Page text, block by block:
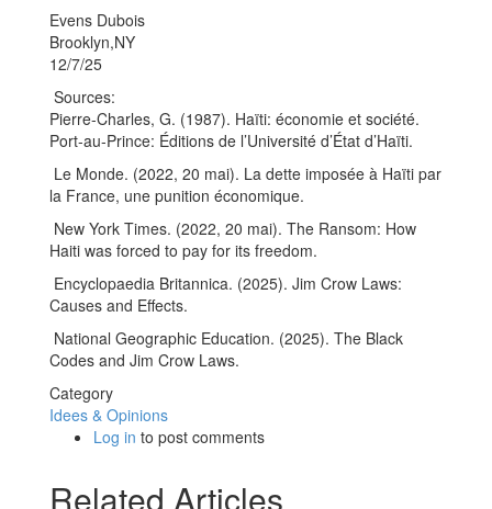
Evens Dubois
Brooklyn,NY
12/7/25
Sources:
Pierre‑Charles, G. (1987). Haïti: économie et société.
Port‑au‑Prince: Éditions de l’Université d’État d’Haïti.
Le Monde. (2022, 20 mai). La dette imposée à Haïti par
la France, une punition économique.
New York Times. (2022, 20 mai). The Ransom: How
Haiti was forced to pay for its freedom.
Encyclopaedia Britannica. (2025). Jim Crow Laws:
Causes and Effects.
National Geographic Education. (2025). The Black
Codes and Jim Crow Laws.
Category
Idees & Opinions
Log in to post comments
Related Articles